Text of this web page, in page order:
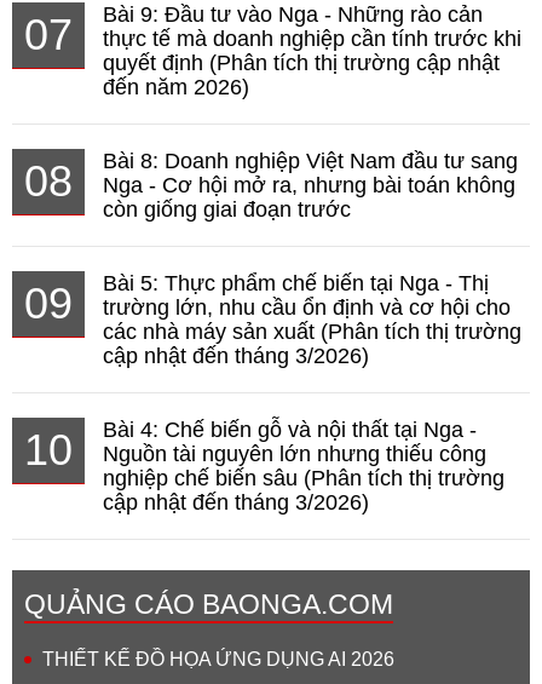
07
Bài 9: Đầu tư vào Nga - Những rào cản
thực tế mà doanh nghiệp cần tính trước khi
quyết định (Phân tích thị trường cập nhật
đến năm 2026)
08
Bài 8: Doanh nghiệp Việt Nam đầu tư sang
Nga - Cơ hội mở ra, nhưng bài toán không
còn giống giai đoạn trước
09
Bài 5: Thực phẩm chế biến tại Nga - Thị
trường lớn, nhu cầu ổn định và cơ hội cho
các nhà máy sản xuất (Phân tích thị trường
cập nhật đến tháng 3/2026)
10
Bài 4: Chế biến gỗ và nội thất tại Nga -
Nguồn tài nguyên lớn nhưng thiếu công
nghiệp chế biến sâu (Phân tích thị trường
cập nhật đến tháng 3/2026)
QUẢNG CÁO BAONGA.COM
THIẾT KẾ ĐỒ HỌA ỨNG DỤNG AI 2026